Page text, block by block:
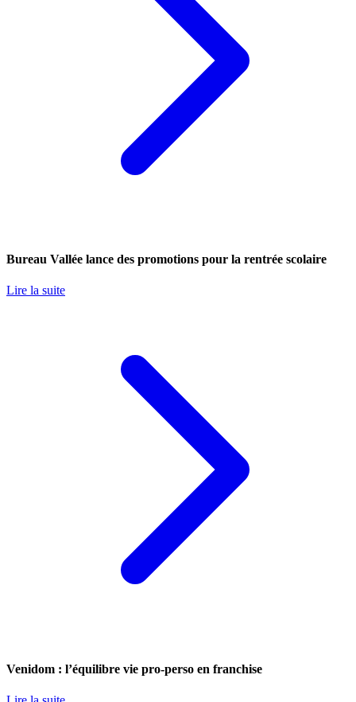
Bureau Vallée lance des promotions pour la rentrée scolaire
Lire la suite
Venidom : l’équilibre vie pro-perso en franchise